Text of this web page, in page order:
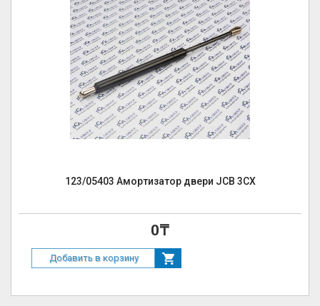
123/05403 Амортизатор двери JCB 3CX
0₸
Добавить в корзину